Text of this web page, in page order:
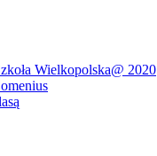
Wielkopolska@ 2020